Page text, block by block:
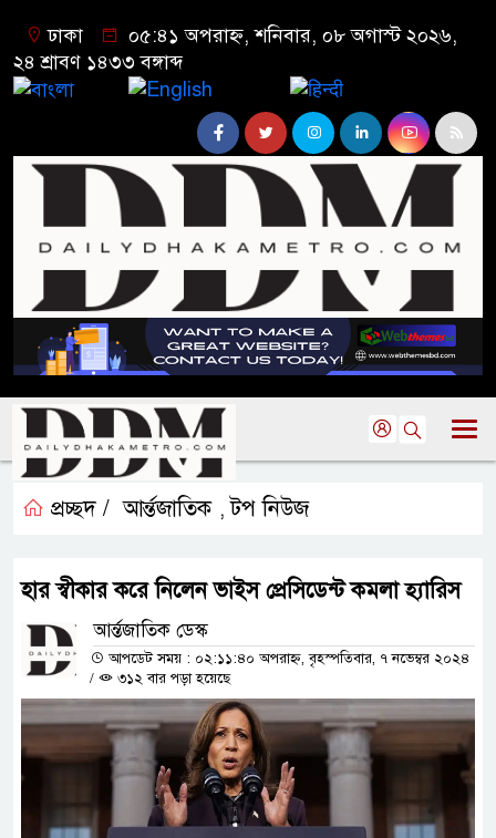
ঢাকা
০৫:৪১ অপরাহ্ন, শনিবার, ০৮ অগাস্ট ২০২৬,
২৪ শ্রাবণ ১৪৩৩ বঙ্গাব্দ
প্রচ্ছদ / আর্ন্তজাতিক ,টপ নিউজ
হার স্বীকার করে নিলেন ভাইস প্রেসিডেন্ট কমলা হ্যারিস
আর্ন্তজাতিক ডেস্ক
আপডেট সময় : ০২:১১:৪০ অপরাহ্ন, বৃহস্পতিবার, ৭ নভেম্বর ২০২৪
/
৩১২ বার পড়া হয়েছে